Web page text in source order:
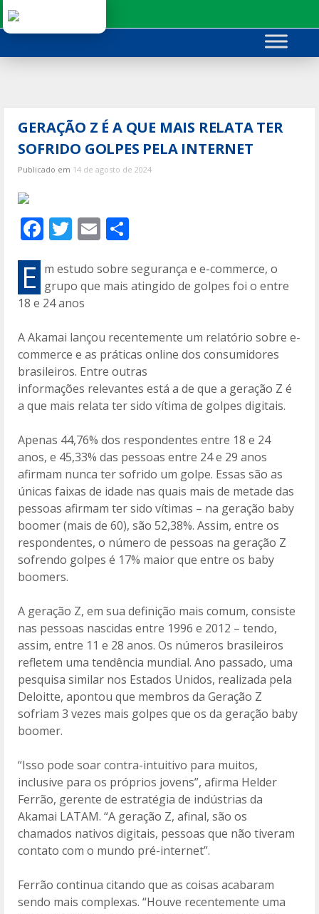
para
conteúdo
GERAÇÃO Z É A QUE MAIS RELATA TER
SOFRIDO GOLPES PELA INTERNET
Publicado em 14 de agosto de 2024
F
ac
e
b
o
o
k
T
w
itt
er
E
m
ai
l
m
p
til
h
ar
E m estudo sobre segurança e e-commerce, o
grupo que mais atingido de golpes foi o entre
18 e 24 anos
A Akamai lançou recentemente um relatório sobre e-
commerce e as práticas online dos consumidores
brasileiros. Entre outras
informações relevantes está a de que a geração Z é
a que mais relata ter sido vítima de golpes digitais.
Apenas 44,76% dos respondentes entre 18 e 24
anos, e 45,33% das pessoas entre 24 e 29 anos
afirmam nunca ter sofrido um golpe. Essas são as
únicas faixas de idade nas quais mais de metade das
pessoas afirmam ter sido vítimas – na geração baby
boomer (mais de 60), são 52,38%. Assim, entre os
respondentes, o número de pessoas na geração Z
sofrendo golpes é 17% maior que entre os baby
boomers.
A geração Z, em sua definição mais comum, consiste
nas pessoas nascidas entre 1996 e 2012 – tendo,
assim, entre 11 e 28 anos. Os números brasileiros
refletem uma tendência mundial. Ano passado, uma
pesquisa similar nos Estados Unidos, realizada pela
Deloitte, apontou que membros da Geração Z
sofriam 3 vezes mais golpes que os da geração baby
boomer.
“Isso pode soar contra-intuitivo para muitos,
inclusive para os próprios jovens”, afirma Helder
Ferrão, gerente de estratégia de indústrias da
Akamai LATAM. “A geração Z, afinal, são os
chamados nativos digitais, pessoas que não tiveram
contato com o mundo pré-internet”.
Ferrão continua citando que as coisas acabaram
sendo mais complexas. “Houve recentemente uma